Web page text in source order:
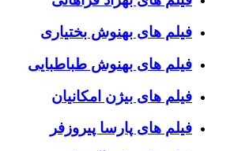
فیلم های بهنوش بختیاری
فیلم های بهنوش طباطبایی
فیلم های بیژن امکانیان
فیلم های پارسا پیروزفر